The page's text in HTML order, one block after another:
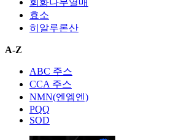
효소
히알루론산
A-Z
ABC 주스
CCA 주스
NMN(엔엠엔)
PQQ
SOD